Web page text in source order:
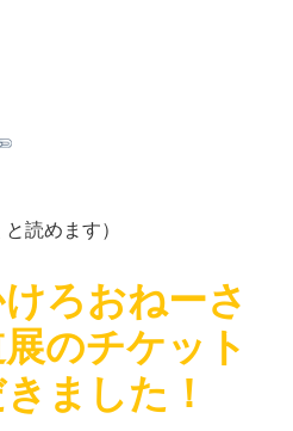
読めます）
ろおねーさ
のチケット
ました！